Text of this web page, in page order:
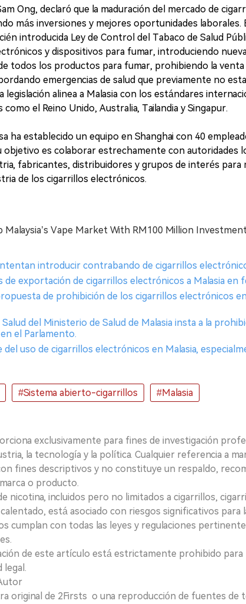
Ong, declaró que la maduración del mercado de
más inversiones y mejores oportunidades laborales.
introducida Ley de Control del Tabaco de Salud
y dispositivos para fumar, introduciendo
todos los productos para fumar, prohibiendo la
emergencias de salud que previamente no
legislación alinea a Malasia con los estándares
el Reino Unido, Australia, Tailandia y Singapur.
ha establecido un equipo en Shanghai con 40
objetivo es colaborar estrechamente con autoridades
fabricantes, distribuidores y grupos de interés para
de los cigarrillos electrónicos.
Malaysia’s Vape Market With RM100 Million
introducir contrabando de cigarrillos
de exportación de cigarrillos electrónicos a Malasia en
de prohibición de los cigarrillos electrónicos
del Ministerio de Salud de Malasia insta a la
el Parlamento.
del uso de cigarrillos electrónicos en Malasia,
#Sistema abierto-cigarrillos #Malasia
exclusivamente para fines de investigación
la tecnología y la política. Cualquier referencia a
fines descriptivos y no constituye un respaldo,
o producto.
nicotina, incluidos pero no limitados a cigarrillos,
está asociado con riesgos significativos para
cumplan con todas las leyes y regulaciones
de este artículo está estrictamente prohibido
legal.
original de 2Firsts o una reproducción de fuentes de